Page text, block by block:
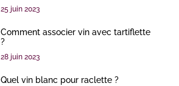
25 juin 2023
Comment associer vin avec tartiflette
?
28 juin 2023
Quel vin blanc pour raclette ?